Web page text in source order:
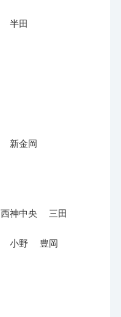
半田
新金岡
西神中央 三田
小野 豊岡